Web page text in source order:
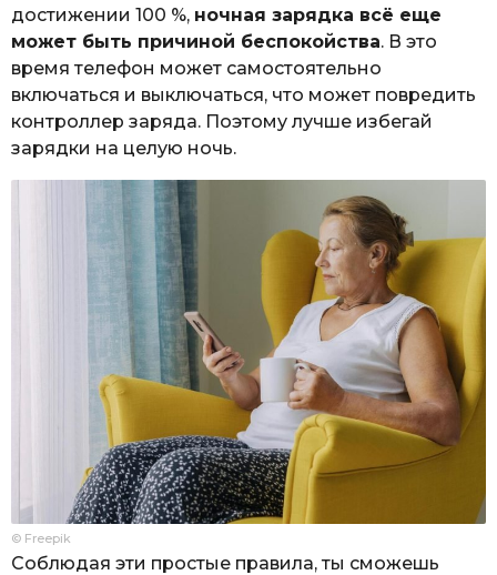
достижении 100 %, ночная зарядка всё еще
может быть причиной беспокойства. В это
время телефон может самостоятельно
включаться и выключаться, что может повредить
контроллер заряда. Поэтому лучше избегай
зарядки на целую ночь.
© Freepik
Соблюдая эти простые правила, ты сможешь